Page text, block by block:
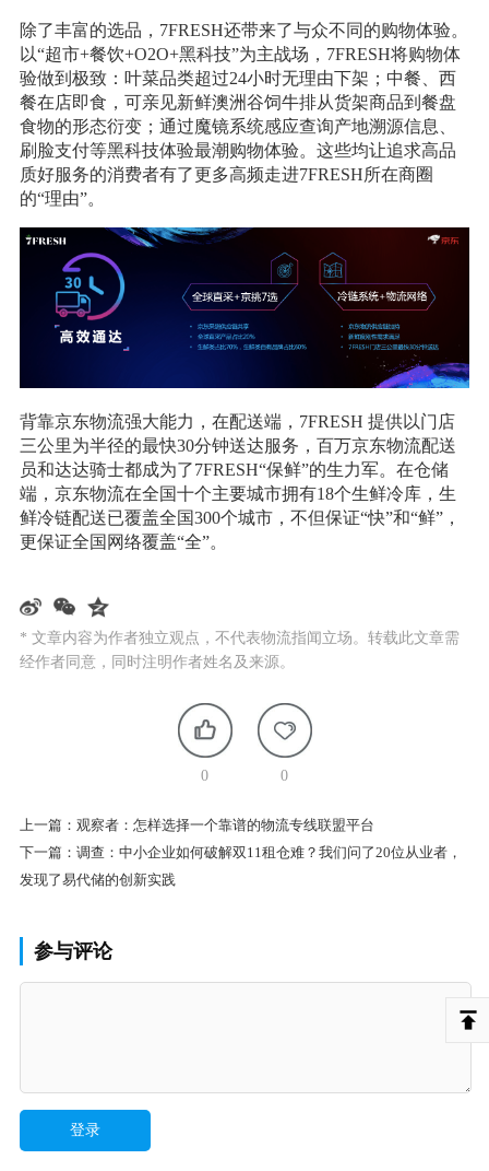
除了丰富的选品，7FRESH还带来了与众不同的购物体验。
以“超市+餐饮+O2O+黑科技”为主战场，7FRESH将购物体
验做到极致：叶菜品类超过24小时无理由下架；中餐、西
餐在店即食，可亲见新鲜澳洲谷饲牛排从货架商品到餐盘
食物的形态衍变；通过魔镜系统感应查询产地溯源信息、
刷脸支付等黑科技体验最潮购物体验。这些均让追求高品
质好服务的消费者有了更多高频走进7FRESH所在商圈
的“理由”。
背靠京东物流强大能力，在配送端，7FRESH 提供以门店
三公里为半径的最快30分钟送达服务，百万京东物流配送
员和达达骑士都成为了7FRESH“保鲜”的生力军。在仓储
端，京东物流在全国十个主要城市拥有18个生鲜冷库，生
鲜冷链配送已覆盖全国300个城市，不但保证“快”和“鲜”，
更保证全国网络覆盖“全”。
* 文章内容为作者独立观点，不代表物流指闻立场。转载此文章需
经作者同意，同时注明作者姓名及来源。
0 0
上一篇： 观察者：怎样选择一个靠谱的物流专线联盟平台
下一篇： 调查：中小企业如何破解双11租仓难？我们问了20位从业者，
发现了易代储的创新实践
参与评论